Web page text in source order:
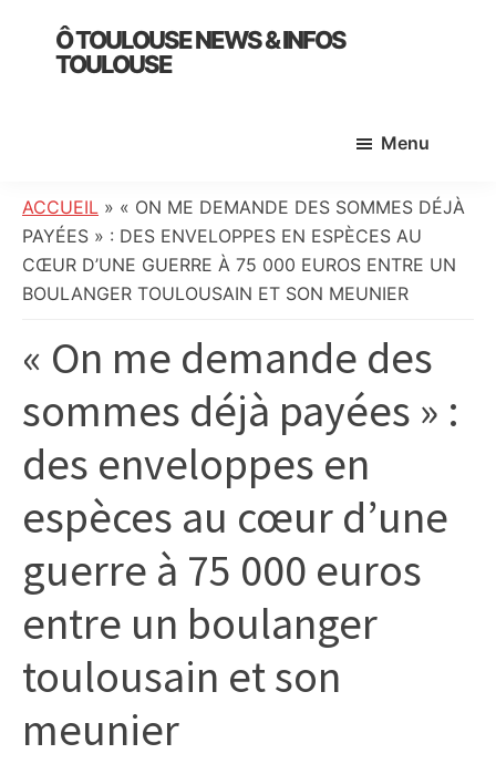
primary
Ô TOULOUSE NEWS & INFOS
TOULOUSE
:
info
locale,
société,
politique,
météo,
faits
et
initiatives
citoyennes
Menu
ACCUEIL » « ON ME DEMANDE DES SOMMES DÉJÀ
PAYÉES » : DES ENVELOPPES EN ESPÈCES AU
CŒUR D’UNE GUERRE À 75 000 EUROS ENTRE UN
BOULANGER TOULOUSAIN ET SON MEUNIER
« On me demande des
sommes déjà payées » :
des enveloppes en
espèces au cœur d’une
guerre à 75 000 euros
entre un boulanger
toulousain et son
meunier